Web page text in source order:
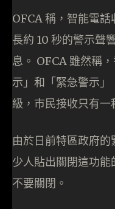
OFCA 稱，智能電
長約 10 秒的警示聲
息。 OFCA 雖然稱
示」和「緊急警示
級，市民接收只有一
由於日前特區政府
少人貼出關閉這功
不要關閉。